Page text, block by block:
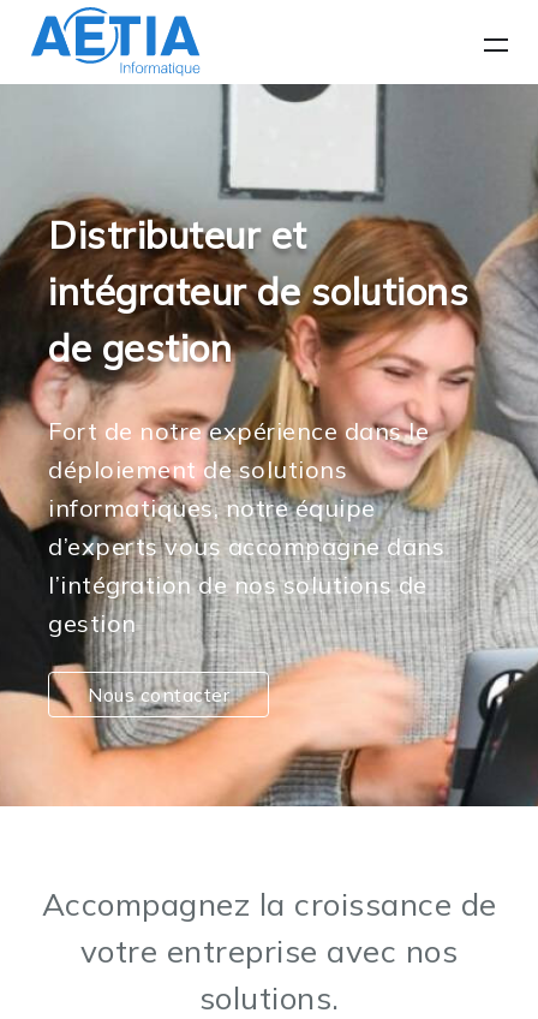
Distributeur et
intégrateur de solutions
de gestion
Fort de notre expérience dans le
déploiement de solutions
informatiques, notre équipe
d’experts vous accompagne dans
l’intégration de nos solutions de
gestion
Nous contacter
Accompagnez la croissance de
votre entreprise avec nos
solutions.